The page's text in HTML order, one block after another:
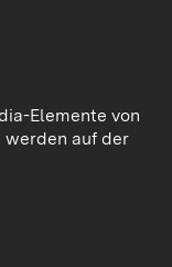
Elemente von
werden auf der